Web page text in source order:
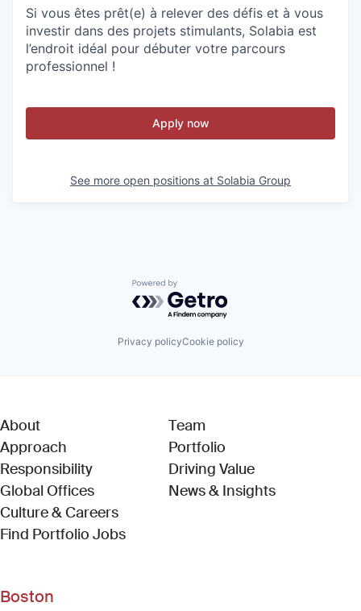
Si vous êtes prêt(e) à relever des défis et à vous
investir dans des projets stimulants, Solabia est
l’endroit idéal pour débuter votre parcours
professionnel !
Apply now
See more open positions at Solabia Group
Powered by Getro.com
Privacy policyCookie policy
About
Approach
Responsibility
Global Offices
Culture & Careers
Find Portfolio Jobs(Link opens in new window)
Team
Portfolio
Driving Value
News & Insights
Boston